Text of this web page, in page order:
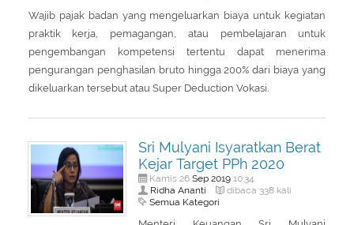
Wajib pajak badan yang mengeluarkan biaya untuk kegiatan
praktik kerja, pemagangan, atau pembelajaran untuk
pengembangan kompetensi tertentu dapat menerima
pengurangan penghasilan bruto hingga 200% dari biaya yang
dikeluarkan tersebut atau Super Deduction Vokasi.
Sri Mulyani Isyaratkan Berat
Kejar Target PPh 2020
Kamis 26 Sep 201910:34
Ridha Ananti dibaca 338 kali
Semua Kategori